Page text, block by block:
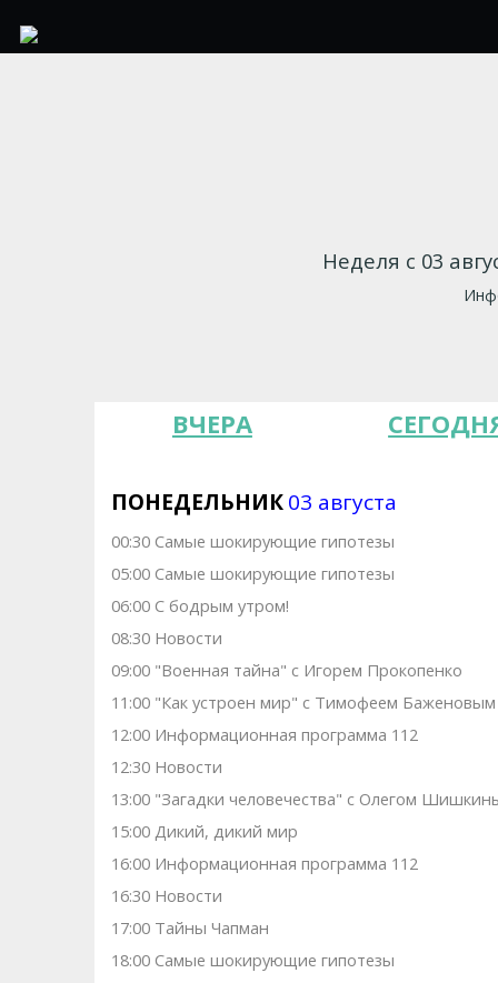
Неделя с 03
ВЧЕРА
ПОНЕДЕЛЬНИК03 августа
00:30 Самые шoкиpующие гипотезы
05:00 Самые шoкиpующие гипотезы
06:00 С бодрым утром!
08:30 Новости
09:00 "Военная тайна" с Игорем Прокопенко
11:00 "Как устроен мир" с Тимофеем Баженовым
12:00 Информационная программа 112
12:30 Новости
13:00 "Загадки человечества" с Олегом
15:00 Дикий, дикий мир
16:00 Информационная программа 112
16:30 Новости
17:00 Тaйны Чапман
18:00 Самые шoкиpующие гипотезы